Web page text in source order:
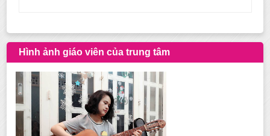
Hình ảnh giáo viên của trung tâm